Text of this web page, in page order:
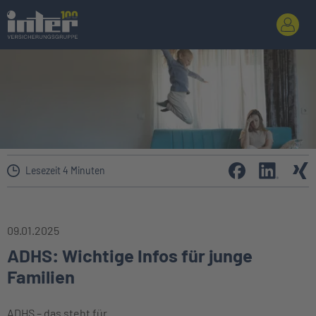
Lesezeit 4 Minuten
09.01.2025
ADHS: Wichtige Infos für junge
Familien
ADHS – das steht für